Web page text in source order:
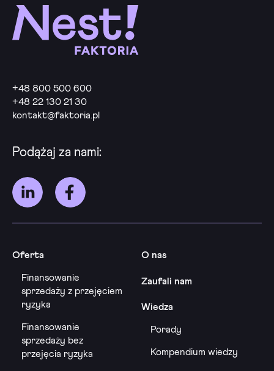
+48 800 500 600
+48 22 130 21 30
kontakt@faktoria.pl
Podążaj za nami:
Oferta
Finansowanie
sprzedaży z przejęciem
ryzyka
Finansowanie
sprzedaży bez
przejęcia ryzyka
O nas
Zaufali nam
Wiedza
Porady
Kompendium wiedzy